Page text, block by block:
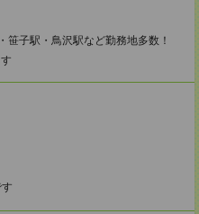
笹子駅・鳥沢駅など勤務地多数！